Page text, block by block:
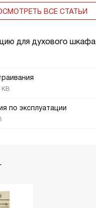
для духового шкафа
KB
по эксплуатации
ВСЕ СТАТЬИ